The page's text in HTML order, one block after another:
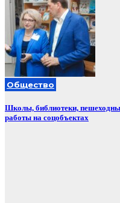
Общество
Школы, библиотеки,
работы на соцобъектах